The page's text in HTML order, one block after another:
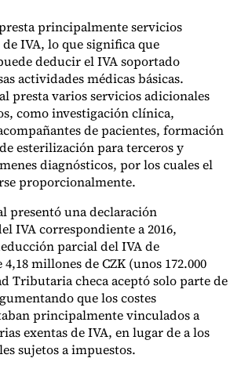
principalmente servicios
IVA, lo que significa que
deducir el IVA soportado
actividades médicas básicas.
presta varios servicios adicionales
como investigación clínica,
de pacientes, formación
esterilización para terceros y
diagnósticos, por los cuales el
proporcionalmente.
presentó una declaración
IVA correspondiente a 2016,
parcial del IVA de
millones de CZK (unos 172.000
Tributaria checa aceptó solo parte de
que los costes
principalmente vinculados a
exentas de IVA, en lugar de a los
sujetos a impuestos.